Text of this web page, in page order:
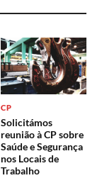
CP
Solicitámos
reunião à CP sobre
Saúde e Segurança
nos Locais de
Trabalho